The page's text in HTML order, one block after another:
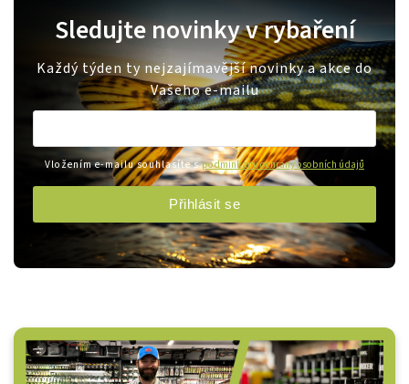
Sledujte novinky v rybaření
Každý týden ty nejzajímavější novinky a akce do
Vašeho e-mailu
Vložením e-mailu souhlasíte spodmínkami ochrany osobních údajů
Přihlásit se